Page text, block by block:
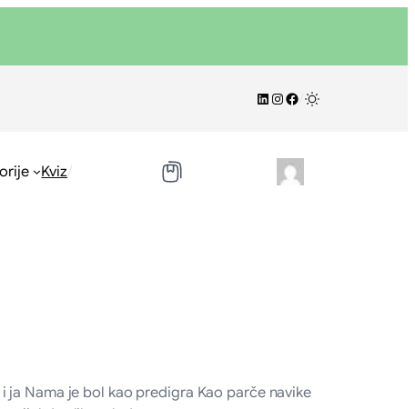
LinkedIn
Instagram
Facebook
Kviz/
Nama je bol kao predigra Kao parče navike